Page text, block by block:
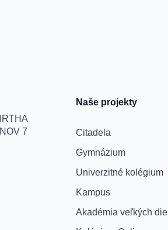
7
Naše projekty
Citadela
Gymnázium
Univerzitné kolégium
Kampus
Akadémia veľkých diel